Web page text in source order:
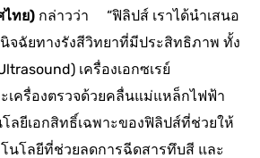
ไทย) กล่าวว่า “ฟิลิปส์ เราได้นำเสนอ
จฉัยทางรังสีวิทยาที่มีประสิทธิภาพ ทั้ง
เครื่องเอกซเรย์
เครื่องตรวจด้วยคลื่นแม่แหล็กไฟฟ้า
โลยีเอกสิทธิ์เฉพาะของฟิลิปส์ที่ช่วยให้
นโลยีที่ช่วยลดการฉีดสารทึบสี และ